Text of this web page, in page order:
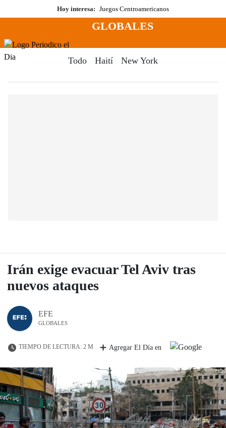
al
Hoy interesa: Juegos Centroamericanos
Menú
GLOBALES
Todo Haití New York
Irán exige evacuar Tel Aviv tras
nuevos ataques
EFE
GLOBALES
TIEMPO DE LECTURA: 2 M Agregar El Día en